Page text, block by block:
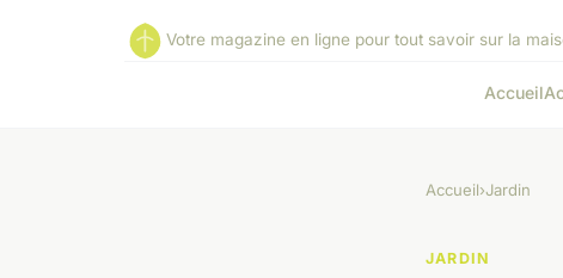
Votre magazine en ligne pour tout savoir sur la
Accueil
Accueil›Jardin
JARDIN